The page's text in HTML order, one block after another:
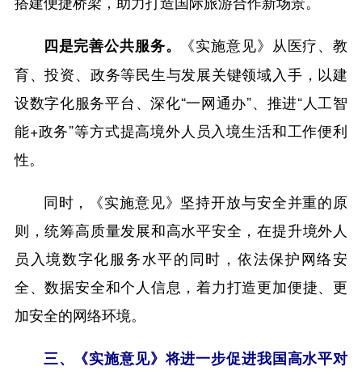
四是完善公共服务。
《实施意见》从医疗、教
育、投资、政务等民生与发展关键领域入手，以建
设数字化服务平台、深化“一网通办”、推进“人工智
能+政务”等方式提高境外人员入境生活和工作便利
性。
同时，《实施意见》坚持开放与安全并重的原
则，统筹高质量发展和高水平安全，在提升境外人
员入境数字化服务水平的同时，依法保护网络安
全、数据安全和个人信息，着力打造更加便捷、更
加安全的网络环境。
三、《实施意见》将进一步促进我国高水平对